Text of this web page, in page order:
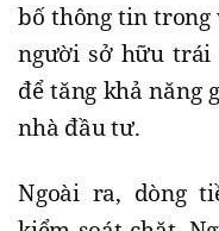
bố thông tin trong
người sở hữu
để tăng khả năng
nhà đầu tư.
Ngoài ra, dòng